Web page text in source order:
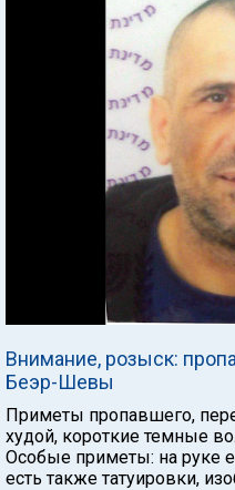
Внимание, розыск:
Беэр-Шевы
Приметы пропавшего,
худой, короткие темные
Особые приметы: на руке
есть также татуировки,